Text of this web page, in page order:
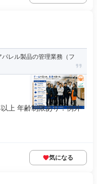
パレル製品の管理業務（フ
上 年齢制限あり：例外
気になる